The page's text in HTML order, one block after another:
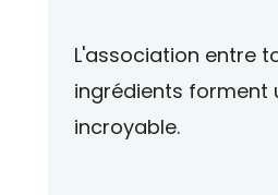
L'association entre
ingrédients forment
incroyable.